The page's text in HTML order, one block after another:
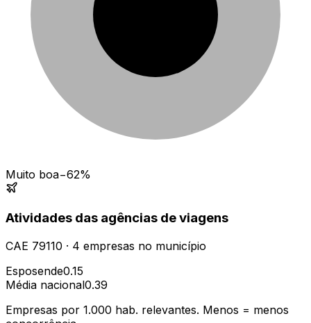
Muito boa−62%
Atividades das agências de viagens
CAE 79110 · 4 empresas no município
Esposende0.15
Média nacional0.39
Empresas por 1.000 hab. relevantes. Menos = menos